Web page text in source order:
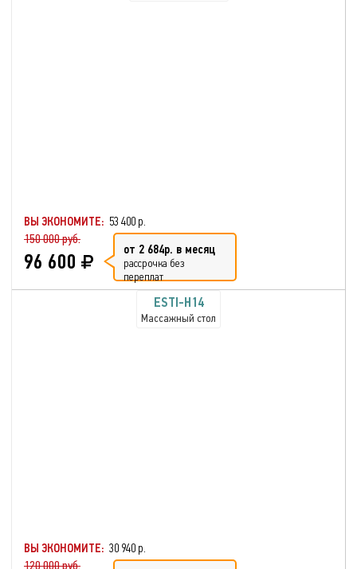
ВЫ ЭКОНОМИТЕ: 53 400 р.
150 000 руб.
96 600 от 2 684р. в месяц
рассрочка без
переплат
ESTI-H14
Массажный стол
ВЫ ЭКОНОМИТЕ: 30 940 р.
120 000 руб.